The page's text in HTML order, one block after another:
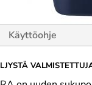
Käyttöohje